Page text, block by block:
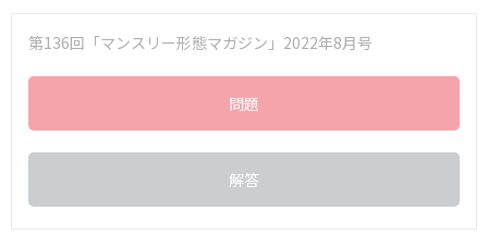
第136回「マンスリー形態マガジン」2022年8月号
問題
解答